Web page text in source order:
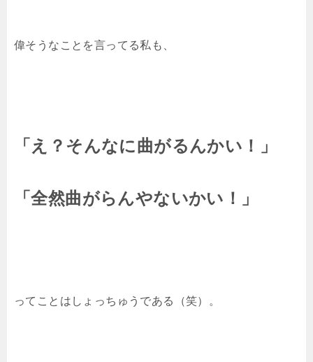
偉そうなことを言ってる私も、
「え？そんなに曲がるんかい！」
「全然曲がらんやないかい！」
ってことはしょっちゅうである（笑）。